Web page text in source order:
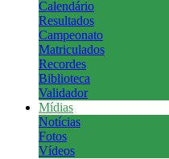
Calendário
Resultados
Campeonato
Matriculados
Recordes
Biblioteca
Validador
Mídias
Notícias
Fotos
Vídeos